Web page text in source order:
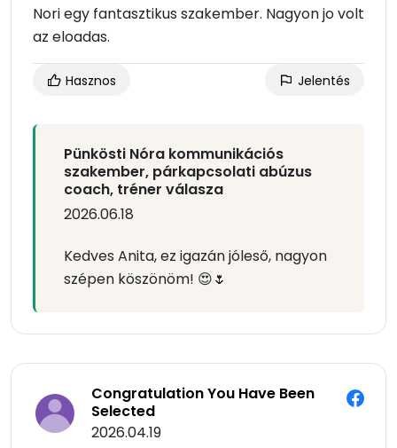
Nori egy fantasztikus szakember. Nagyon jo volt
az eloadas.
Hasznos Jelentés
Pünkösti Nóra kommunikációs
szakember, párkapcsolati abúzus
coach, tréner válasza
2026.06.18
Kedves Anita, ez igazán jóleső, nagyon
szépen köszönöm! 😍🌷
Congratulation You Have Been
Selected
2026.04.19